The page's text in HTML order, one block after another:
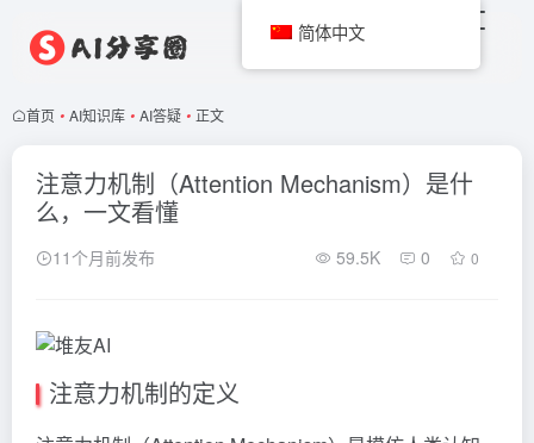
首页 • AI知识库 • AI答疑 • 正文
注意力机制（Attention Mechanism）是什
么，一文看懂
11个月前发布 59.5K 0 0
注意力机制的定义
简体中文